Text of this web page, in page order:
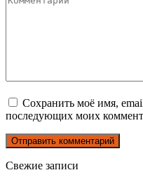
Сохранить моё имя,
последующих моих
Свежие записи